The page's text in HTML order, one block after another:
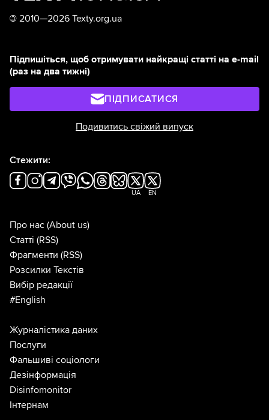
© 2010—2026 Texty.org.ua
Підпишіться, щоб отримувати найкращі статті на e-mail
(раз на два тижні)
ПІДПИСАТИСЯ
Подивитись свіжий випуск
Стежити:
UA EN
Про нас (About us)
Статті (RSS)
Фрагменти (RSS)
Розсилки Текстів
Вибір редакції
#English
Журналістика даних
Послуги
Фальшиві соціологи
Дезінформація
Disinfomonitor
Інтернам